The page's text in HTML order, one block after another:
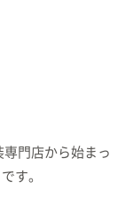
専門店から始まっ
す。